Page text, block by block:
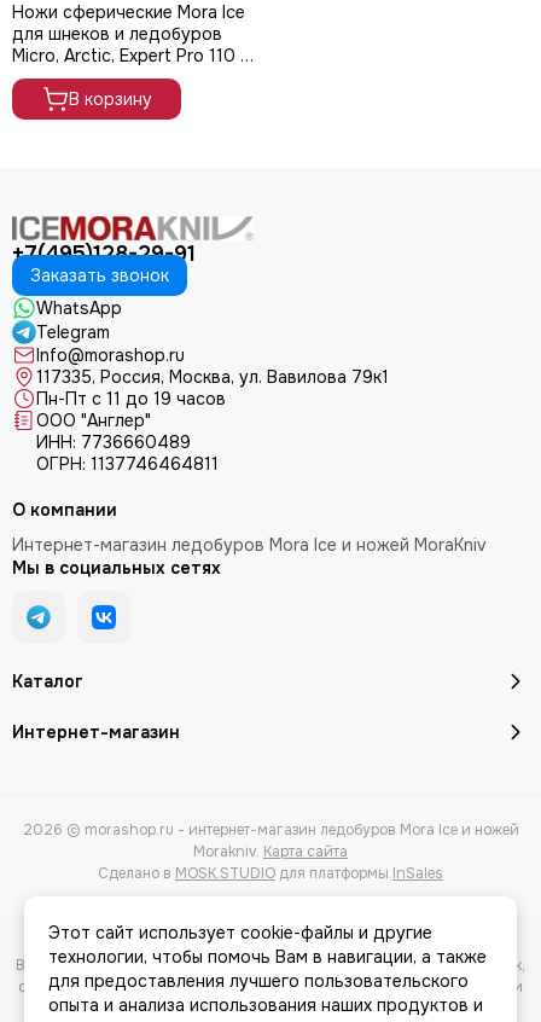
Ножи сферические Mora Ice
для шнеков и ледобуров
Micro, Arctic, Expert Pro 110 мм
(с болтами для крепления),
арт. 20585В корзину
+7(495)128-29-91
Заказать звонок
WhatsApp
Telegram
Info@morashop.ru
117335, Россия, Москва, ул. Вавилова 79к1
Пн-Пт с 11 до 19 часов
ООО "Англер"
ИНН: 7736660489
ОГРН: 1137746464811
Каталог
Интернет-магазин
О компании
Интернет-магазин ледобуров Mora Ice и ножей MoraKniv
Мы в социальных сетях
2026 © morashop.ru - интернет-магазин ледобуров Mora Ice и ножей
Morakniv. Карта сайта
Сделано в MOSK.STUDIO для платформы InSales
Вся представленная на сайте информация, касающаяся характеристик,
стоимости товаров и услуг, носит информационный характер и ни при
каких условиях не является публичной офертой, определяемой
Этот сайт использует cookie-файлы и другие
технологии, чтобы помочь Вам в навигации, а также
для предоставления лучшего пользовательского
опыта и анализа использования наших продуктов и